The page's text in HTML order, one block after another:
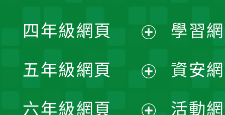
單
開
選
單
開
選
單
四年級網頁
開
五年級網頁
六年級網頁
學習
資安
活動